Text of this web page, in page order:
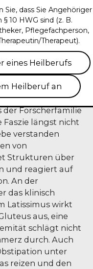
dass Sie Angehöriger
10 HWG sind (z. B.
Pflegefachperson,
Therapeut).
eines Heilberufs
Heilberuf an
auf spezieller
zum Circle of
Blick weg von der
zur Funktionalität
ordnet damit
konventionellen
kommt.
der Forscherfamilie
Faszie längst nicht
verstanden
von
Strukturen über
und reagiert auf
An der
das klinisch
Latissimus wirkt
aus, eine
schlägt nicht
durch. Auch
unter
reizen und den